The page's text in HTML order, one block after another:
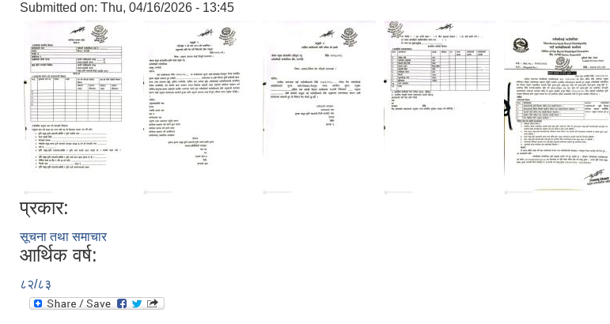
Submitted on: Thu, 04/16/2026 - 13:45
प्रकार:
सूचना तथा समाचार
आर्थिक वर्ष:
८२/८३